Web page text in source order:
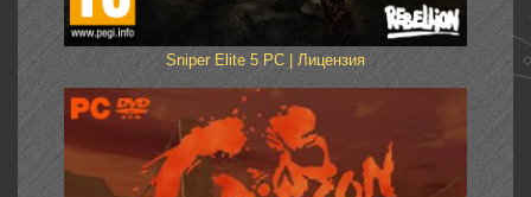
Sniper Elite 5 PC | Лицензия